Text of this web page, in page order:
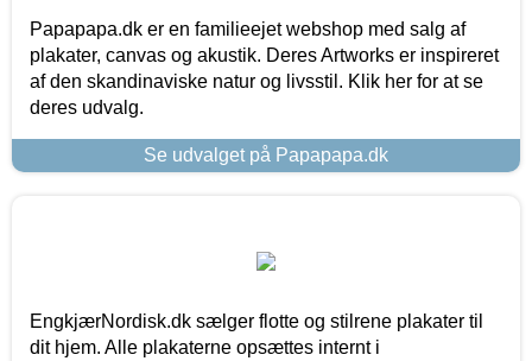
Papapapa.dk er en familieejet webshop med salg af
plakater, canvas og akustik. Deres Artworks er inspireret
af den skandinaviske natur og livsstil. Klik her for at se
deres udvalg.
Se udvalget på Papapapa.dk
EngkjærNordisk.dk sælger flotte og stilrene plakater til
dit hjem. Alle plakaterne opsættes internt i